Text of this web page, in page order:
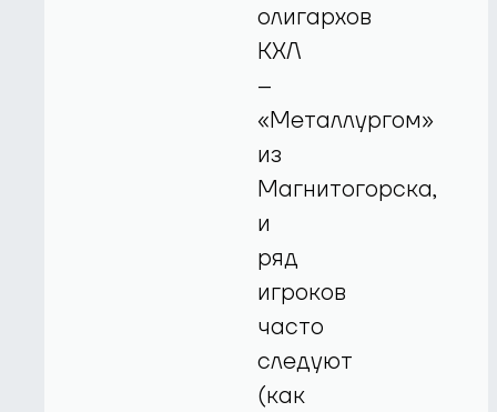
олигархов
КХЛ
–
«Металлургом»
из
Магнитогорска,
и
ряд
игроков
часто
следуют
(как